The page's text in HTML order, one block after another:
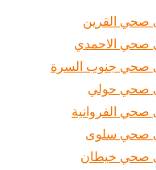
صحي القرين
صحي الاحمدي
صحي جنوب السرة
صحي حولي
صحي الفروانية
صحي سلوى
صحي خيطان